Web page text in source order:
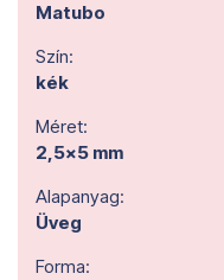
Matubo
Szín:
kék
Méret:
2,5x5 mm
Alapanyag:
Üveg
Forma: